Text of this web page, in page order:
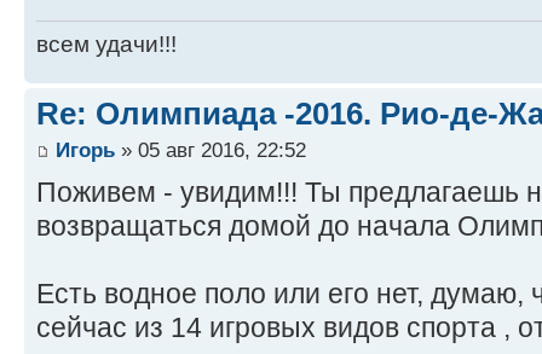
всем удачи!!!
Re: Олимпиада -2016. Рио-де-
Игорь » 05 авг 2016, 22:52
Поживем - увидим!!! Ты предлагаешь
возвращаться домой до начала
Есть водное поло или его нет,
сейчас из 14 игровых видов спорта ,